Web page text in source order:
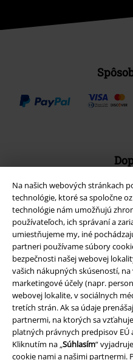
Na našich webových stránkach
technológie, ktoré sa spoločne
technológie nám umožňujú
používateľoch, ich správaní a
umiestňujeme my, iné
partneri používame súbory
bezpečnosti našej webovej
vašich nákupných skúseností,
marketingové účely (napr.
webovej lokalite, v sociálnych
tretích strán. Ak sa údaje
partnermi, na ktorých sa
platných právnych predpisov
Kliknutím na „Súhlasím“
cookie nami a našimi partnermi.
Nová
Stiahnite si novú EMP
funkcie
A Warner